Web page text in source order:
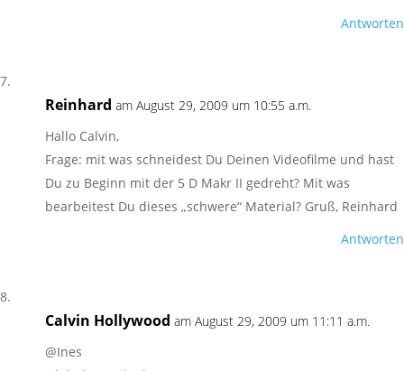
Antworten
Reinhard am August 29, 2009 um 10:55 a.m.
Hallo Calvin,
Frage: mit was schneidest Du Deinen Videofilme und hast
Du zu Beginn mit der 5 D Makr II gedreht? Mit was
bearbeitest Du dieses „schwere“ Material? Gruß, Reinhard
Antworten
Calvin Hollywood am August 29, 2009 um 11:11 a.m.
@Ines